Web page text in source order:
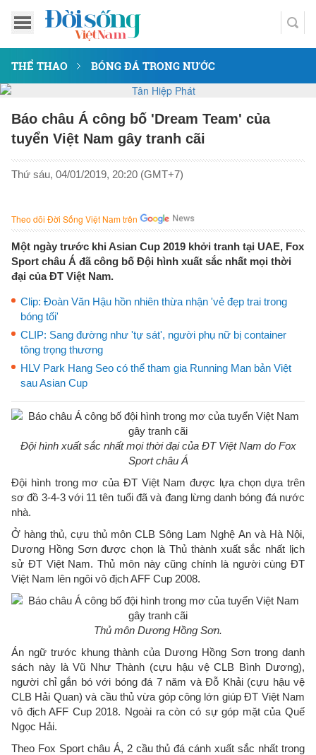
THỂ THAO BÓNG ĐÁ TRONG NƯỚC
Báo châu Á công bố 'Dream Team' của
tuyển Việt Nam gây tranh cãi
Thứ sáu, 04/01/2019, 20:20 (GMT+7)
Theo dõi Đời Sống Việt Nam trên
Một ngày trước khi Asian Cup 2019 khởi tranh tại UAE, Fox
Sport châu Á đã công bố Đội hình xuất sắc nhất mọi thời
đại của ĐT Việt Nam.
Clip: Đoàn Văn Hậu hồn nhiên thừa nhận 'vẻ đẹp trai trong
bóng tối'
CLIP: Sang đường như 'tự sát', người phụ nữ bị container
tông trọng thương
HLV Park Hang Seo có thể tham gia Running Man bản Việt
sau Asian Cup
Đội hình xuất sắc nhất mọi thời đại của ĐT Việt Nam do ​Fox
Sport châu Á
Đội hình trong mơ của ĐT Việt Nam được lựa chọn dựa trên
sơ đồ 3-4-3 với 11 tên tuổi đã và đang lừng danh bóng đá nước
nhà.
Ở hàng thủ, cựu thủ môn CLB Sông Lam Nghệ An và Hà Nội,
Dương Hồng Sơn được chọn là Thủ thành xuất sắc nhất lịch
sử ĐT Việt Nam. Thủ môn này cũng chính là người cùng ĐT
Việt Nam lên ngôi vô địch AFF Cup 2008.
Thủ môn Dương Hồng Sơn.
Án ngữ trước khung thành của Dương Hồng Sơn trong danh
sách này là Vũ Như Thành (cựu hậu vệ CLB Bình Dương),
người chỉ gắn bó với bóng đá 7 năm và Đỗ Khải (cựu hậu vệ
CLB Hải Quan) và cầu thủ vừa góp công lớn giúp ĐT Việt Nam
vô địch AFF Cup 2018. Ngoài ra còn có sự góp mặt của Quế
Ngọc Hải.
Theo Fox Sport châu Á, 2 cầu thủ đá cánh xuất sắc nhất trong